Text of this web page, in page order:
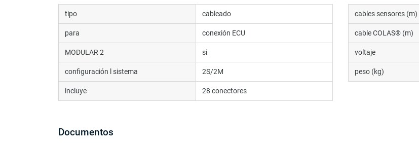
tipo cableado
para conexión ECU
MODULAR 2 si
configuración l sistema 2S/2M
incluye 28 conectores
cables sensores (m)
cable COLAS® (m)
voltaje
peso (kg)
Documentos